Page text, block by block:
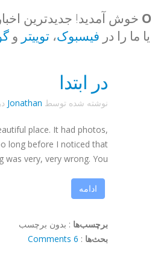
ما را در فیسبوک، توییتر و
در ابتدا
نوشته شده توسط Jonathan در
place. It had photos,
long before I noticed that
very, very wrong. You ...
ادامه
برچسب‌ها : بدون برچسب
بحث‌ها :
6 Comments